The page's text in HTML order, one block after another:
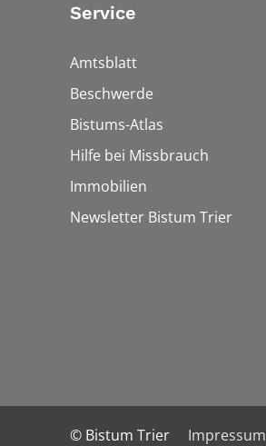
Service
Amtsblatt
Beschwerde
Bistums-Atlas
Hilfe bei Missbrauch
Immobilien
Newsletter Bistum Trier
© Bistum Trier Impressum